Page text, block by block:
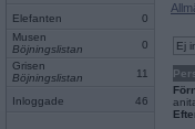
Elefanten
0
Musen
Böjningslistan
0
Grisen
Böjningslistan
11
Inloggade 46
Ej